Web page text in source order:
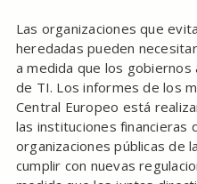
Las organizaciones que
heredadas pueden
a medida que los gobiernos
de TI. Los informes de los
Central Europeo está
las instituciones financieras
organizaciones públicas de
cumplir con nuevas